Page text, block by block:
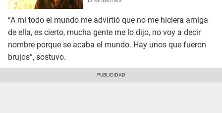
“A mí todo el mundo me advirtió que no me hiciera amiga
de ella, es cierto, mucha gente me lo dijo, no voy a decir
nombre porque se acaba el mundo. Hay unos que fueron
brujos”, sostuvo.